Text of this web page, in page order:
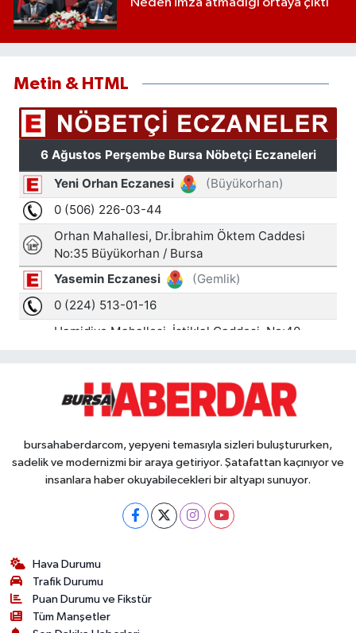
Neden imza atmadığı ortaya çıktı
Metin & HTML
bursahaberdarcom, yepyeni temasıyla sizleri buluştururken,
sadelik ve modernizmi bir araya getiriyor. Şatafattan kaçınıyor ve
insanlara haber okuyabilecekleri bir altyapı sunuyor.
Hava Durumu
Trafik Durumu
Puan Durumu ve Fikstür
Tüm Manşetler